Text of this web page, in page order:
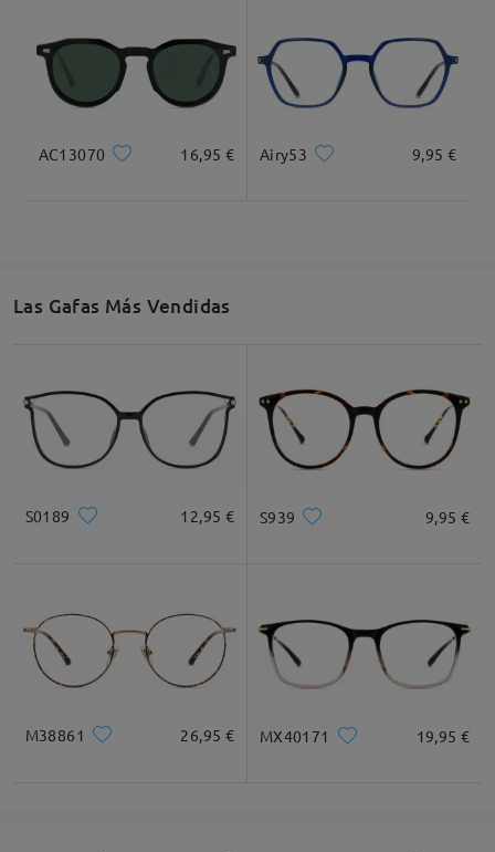
AC13070 16,95 € Airy53 9,95 €
Las Gafas Más Vendidas
S0189 12,95 € S939 9,95 €
M38861 26,95 € MX40171 19,95 €